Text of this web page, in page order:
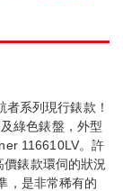
系列現行錶款！
綠色錶盤，外型
116610LV。許
錶款環伺的狀況
，是非常稀有的